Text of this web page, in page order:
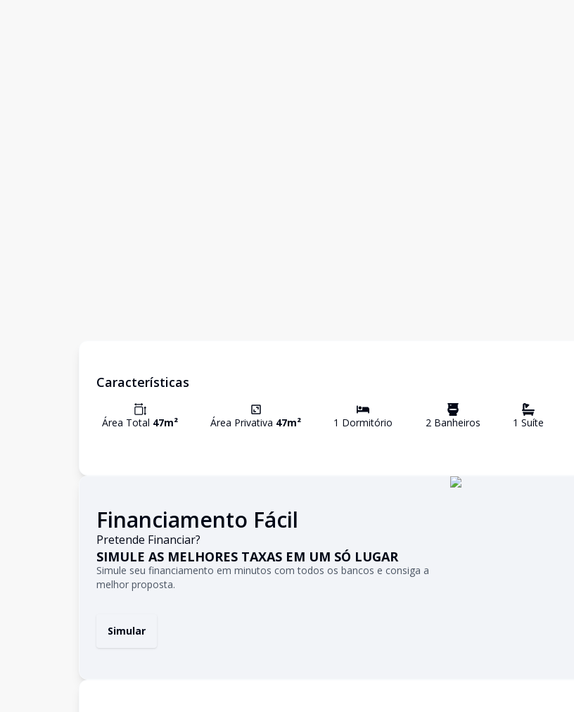
Características
Área Total 47m² Área Privativa 47m² 1 Dormitório 2Banheiros 1 Suíte
Financiamento Fácil
Pretende Financiar?
SIMULE AS MELHORES TAXAS EM UM SÓ LUGAR
Simule seu financiamento em minutos com todos os bancos e consiga a
melhor proposta.
Simular